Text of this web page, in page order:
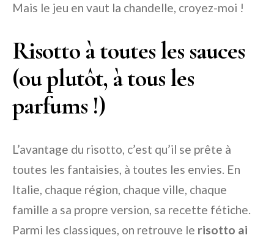
Mais le jeu en vaut la chandelle, croyez-moi !
Risotto à toutes les sauces
(ou plutôt, à tous les
parfums !)
L’avantage du risotto, c’est qu’il se prête à
toutes les fantaisies, à toutes les envies. En
Italie, chaque région, chaque ville, chaque
famille a sa propre version, sa recette fétiche.
Parmi les classiques, on retrouve le risotto ai